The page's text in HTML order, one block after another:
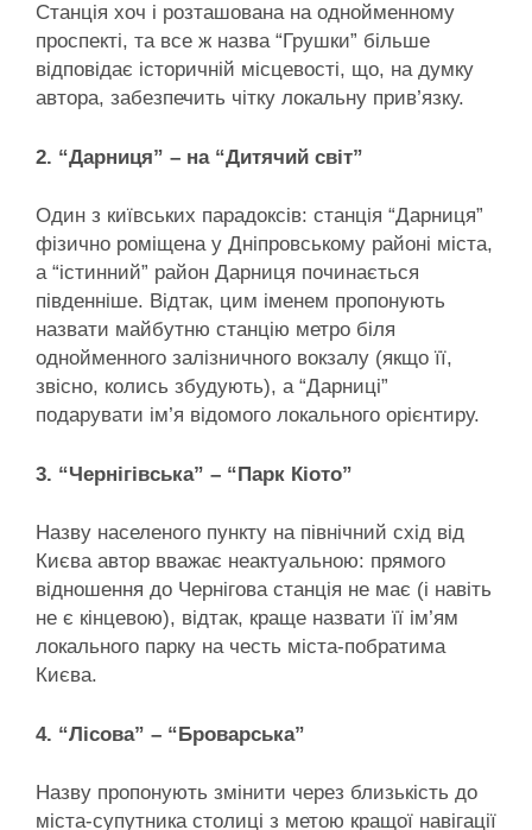
Станція хоч і розташована на однойменному
проспекті, та все ж назва “Грушки” більше
відповідає історичній місцевості, що, на думку
автора, забезпечить чітку локальну прив’язку.
2. “Дарниця” – на “Дитячий світ”
Один з київських парадоксів: станція “Дарниця”
фізично роміщена у Дніпровському районі міста,
а “істинний” район Дарниця починається
південніше. Відтак, цим іменем пропонують
назвати майбутню станцію метро біля
однойменного залізничного вокзалу (якщо її,
звісно, колись збудують), а “Дарниці”
подарувати ім’я відомого локального орієнтиру.
3. “Чернігівська” – “Парк Кіото”
Назву населеного пункту на північний схід від
Києва автор вважає неактуальною: прямого
відношення до Чернігова станція не має (і навіть
не є кінцевою), відтак, краще назвати її ім’ям
локального парку на честь міста-побратима
Києва.
4. “Лісова” – “Броварська”
Назву пропонують змінити через близькість до
міста-супутника столиці з метою кращої навігації